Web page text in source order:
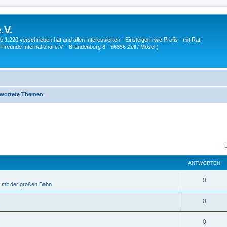
verschrieben hat und allen Interessierten - Einsteigern wie Profis - mit Rat
International e.V. - Brandenburg 6 - 56856 Zell / Mosel )
Themen
ANTWORTEN
der großen Bahn
0A
n
w
0A
n
0A